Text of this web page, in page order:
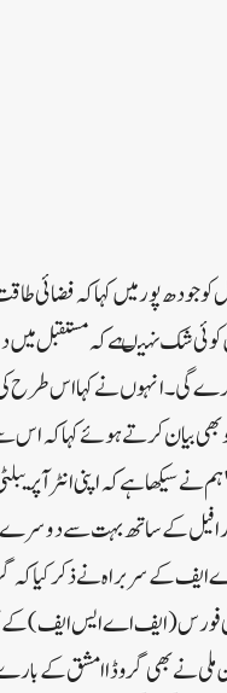
جودھ پور میں کہا کہ فضائی
شک نہیںہے کہ مستقبل میں
کرے گی۔ انہوں نے کہا اس
بیان کرتے ہوئے کہا کہ اس سے
نے سیکھا ہے کہ اپنی
ہم رافیل کے ساتھ بہت سے
کے سربراہ نے ذکر کیا کہ
خلائی فورس (ایف اے ایس ایف)
نے بھی گروڈاا مشق کے بارے